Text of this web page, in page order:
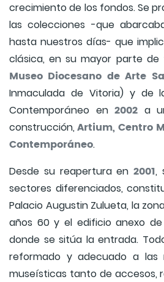
crecimiento de los fondos. Se
las colecciones -que
hasta nuestros días- que
clásica, en su mayor parte de
Museo Diocesano de Arte
Inmaculada de Vitoria) y de
Contemporáneo en2002 a
construcción, Artium, Centro
Contemporáneo.
Desde su reapertura en 2001,
sectores diferenciados,
Palacio Augustin Zulueta, la
años 60 y el edificio anexo
donde se sitúa la entrada.
reformado y adecuado a las
museísticas tanto de accesos,